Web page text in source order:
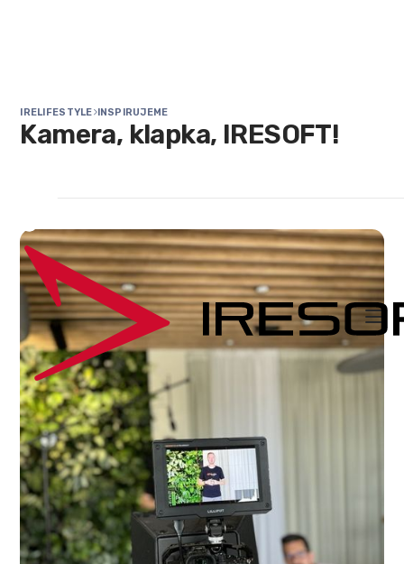

IRELIFESTYLE INSPIRUJEME
Kamera, klapka, IRESOFT!